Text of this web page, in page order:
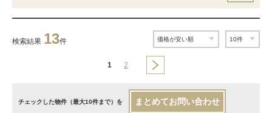
検索結果 13件
1 2
チェックした物件（最大10件まで）を まとめてお問い合わせ